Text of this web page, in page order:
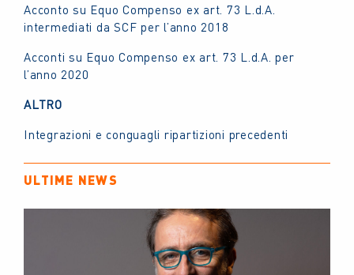
Acconto su Equo Compenso ex art. 73 L.d.A.
intermediati da SCF per l’anno 2018
Acconti su Equo Compenso ex art. 73 L.d.A. per
l’anno 2020
ALTRO
Integrazioni e conguagli ripartizioni precedenti
ULTIME NEWS